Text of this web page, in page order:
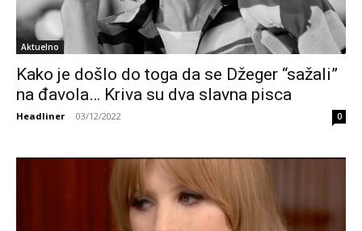
Aktuelno
Kako je došlo do toga da se Džeger “sažali”
na đavola… Kriva su dva slavna pisca
Headliner - 03/12/2022 0